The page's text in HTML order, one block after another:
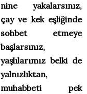
nine yakalarsınız,
çay ve kek eşliğinde
sohbet etmeye
başlarsınız,
yaşlılarımız belki de
yalnızlıktan,
muhabbeti pek